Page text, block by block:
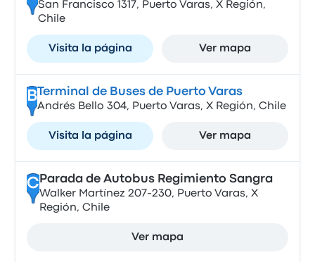
San Francisco 1317, Puerto Varas, X Región,
Chile
Visita la página Ver mapa
B Terminal de Buses de Puerto Varas
Andrés Bello 304, Puerto Varas, X Región, Chile
Visita la página Ver mapa
CParada de Autobus Regimiento Sangra
Walker Martínez 207-230, Puerto Varas, X
Región, Chile
Ver mapa